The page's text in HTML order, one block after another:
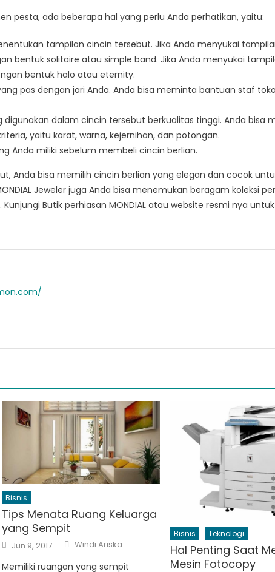
pesta, ada beberapa hal yang perlu Anda perhatikan, yaitu:
tampilan cincin tersebut. Jika Anda menyukai
bentuk solitaire atau simple band. Jika Anda menyukai
bentuk halo atau eternity.
pas dengan jari Anda. Anda bisa meminta bantuan staf
digunakan dalam cincin tersebut berkualitas tinggi. Anda bisa
yaitu karat, warna, kejernihan, dan potongan.
Anda miliki sebelum membeli cincin berlian.
Anda bisa memilih cincin berlian yang elegan dan cocok
Jeweler juga Anda bisa menemukan beragam koleksi
Butik perhiasan MONDIAL atau website resmi nya
Bisnis
Tips Menata Ruang Keluarga
yang Sempit
Posted
on
Jun 9, 2017 Author
Windi Ariska
Memiliki ruangan yang sempit
Bisnis Teknologi
Hal Penting Saat
Mesin Fotocopy